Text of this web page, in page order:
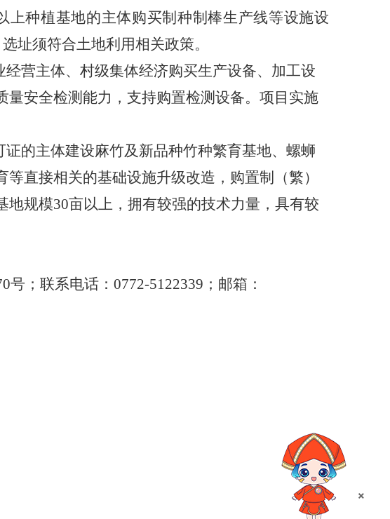
上种植基地的主体购买制种制棒生产线等设施设
址须符合土地利用相关政策。
营主体、 村级集体经济购买生产设备、加工设
安全检测能力，支持购置检测设备。项目实施
的主体建设麻竹及新品种竹种繁育基地、螺蛳
直接相关的基础设施升级改造，购置制（繁）
规模30亩以上，拥有较强的技术力量，具有较
号 ； 联系电话： 0772-5122339；邮箱：
×